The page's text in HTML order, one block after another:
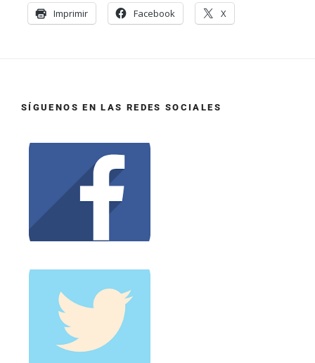
Imprimir Facebook X
SÍGUENOS EN LAS REDES SOCIALES